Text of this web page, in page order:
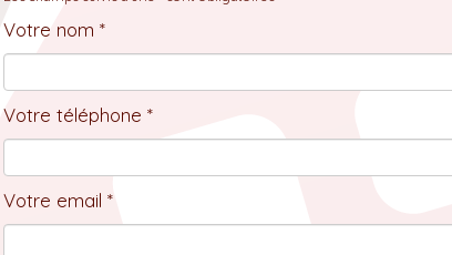
Votre nom *
Votre téléphone *
Votre email *